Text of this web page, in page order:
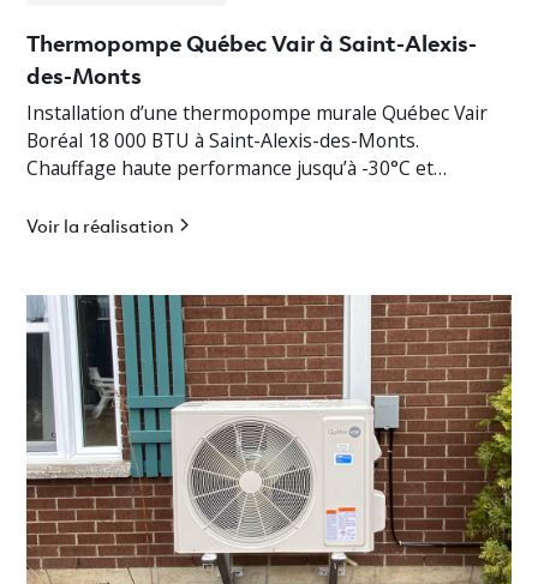
Thermopompe Québec Vair à Saint-Alexis-
des-Monts
Installation d’une thermopompe murale Québec Vair
Boréal 18 000 BTU à Saint-Alexis-des-Monts.
Chauffage haute performance jusqu’à -30°C et
Voir la réalisation